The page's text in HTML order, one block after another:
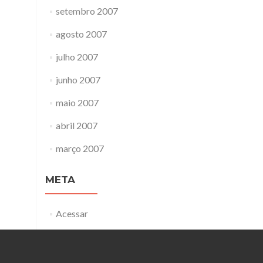
setembro 2007
agosto 2007
julho 2007
junho 2007
maio 2007
abril 2007
março 2007
META
Acessar